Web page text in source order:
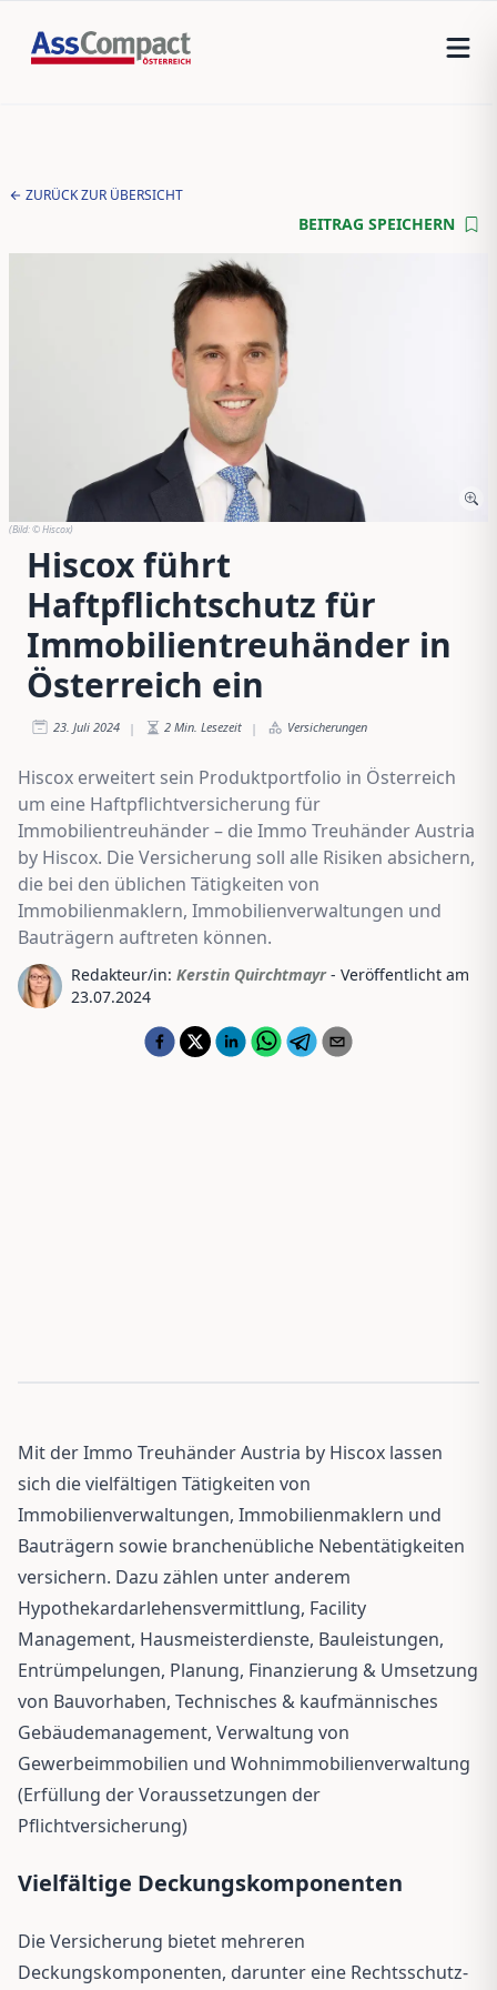
ZURÜCK ZUR ÜBERSICHT
BEITRAG SPEICHERN
(Bild:© Hiscox)
Hiscox führt
Haftpflichtschutz für
Immobilientreuhänder in
Österreich ein
23. Juli 2024 | 2 Min. Lesezeit | Versicherungen
Hiscox erweitert sein Produktportfolio in Österreich
um eine Haftpflichtversicherung für
Immobilientreuhänder – die Immo Treuhänder Austria
by Hiscox. Die Versicherung soll alle Risiken absichern,
die bei den üblichen Tätigkeiten von
Immobilienmaklern, Immobilienverwaltungen und
Bauträgern auftreten können.
Redakteur/in: Kerstin Quirchtmayr - Veröffentlicht am
23.07.2024
Mit der Immo Treuhänder Austria by Hiscox lassen
sich die vielfältigen Tätigkeiten von
Immobilienverwaltungen, Immobilienmaklern und
Bauträgern sowie branchenübliche Nebentätigkeiten
versichern. Dazu zählen unter anderem
Hypothekardarlehensvermittlung, Facility
Management, Hausmeisterdienste, Bauleistungen,
Entrümpelungen, Planung, Finanzierung & Umsetzung
von Bauvorhaben, Technisches & kaufmännisches
Gebäudemanagement, Verwaltung von
Gewerbeimmobilien und Wohnimmobilienverwaltung
(Erfüllung der Voraussetzungen der
Pflichtversicherung)
Vielfältige Deckungskomponenten
Die Versicherung bietet mehreren
Deckungskomponenten, darunter eine Rechtsschutz-